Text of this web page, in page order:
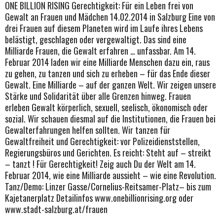
ONE BILLION RISING Gerechtigkeit: Für ein Leben frei von
Gewalt an Frauen und Mädchen 14.02.2014 in Salzburg Eine von
drei Frauen auf diesem Planeten wird im Laufe ihres Lebens
belästigt, geschlagen oder vergewaltigt. Das sind eine
Milliarde Frauen, die Gewalt erfahren … unfassbar. Am 14.
Februar 2014 laden wir eine Milliarde Menschen dazu ein, raus
zu gehen, zu tanzen und sich zu erheben – für das Ende dieser
Gewalt. Eine Milliarde – auf der ganzen Welt. Wir zeigen unsere
Stärke und Solidarität über alle Grenzen hinweg. Frauen
erleben Gewalt körperlich, sexuell, seelisch, ökonomisch oder
sozial. Wir schauen diesmal auf die Institutionen, die Frauen bei
Gewalterfahrungen helfen sollten. Wir tanzen für
Gewaltfreiheit und Gerechtigkeit: vor Polizeidienststellen,
Regierungsbüros und Gerichten. Es reicht: Steht auf – streikt
– tanzt ! Für Gerechtigkeit! Zeig auch Du der Welt am 14.
Februar 2014, wie eine Milliarde aussieht – wie eine Revolution.
Tanz/Demo: Linzer Gasse/Cornelius-Reitsamer-Platz– bis zum
Kajetanerplatz Detailinfos www.onebillionrising.org oder
www.stadt-salzburg.at/frauen